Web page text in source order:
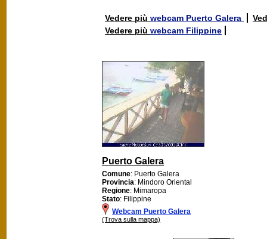
Vedere più webcam Puerto Galera
Vedere più webcam Filippine
Puerto Galera
Comune: Puerto Galera
Provincia: Mindoro Oriental
Regione: Mimaropa
Stato: Filippine
Webcam Puerto Galera
(Trova sulla mappa)